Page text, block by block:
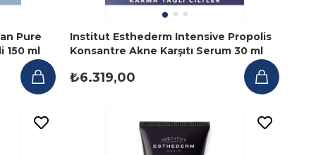
Pure
150 ml
Institut Esthederm Intensive Propolis
Konsantre Akne Karşıtı Serum 30 ml
₺6.319,00